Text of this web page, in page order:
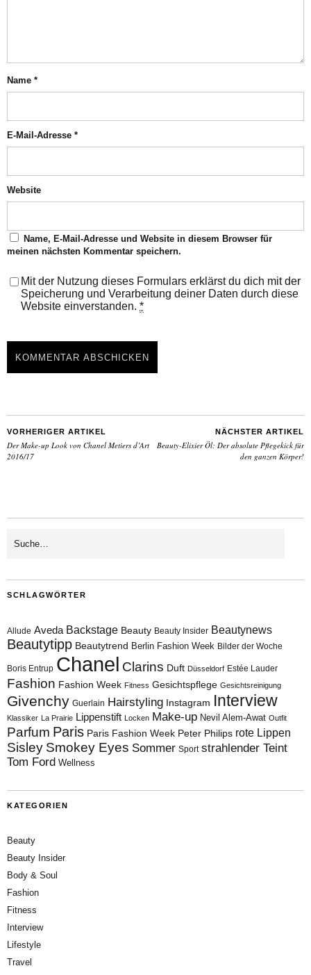
Name *
E-Mail-Adresse *
Website
Name, E-Mail-Adresse und Website in diesem Browser für
meinen nächsten Kommentar speichern.
Mit der Nutzung dieses Formulars erklärst du dich mit der
Speicherung und Verarbeitung deiner Daten durch diese
Website einverstanden. *
VORHERIGER ARTIKEL
Der Make-up Look von Chanel Metiers d’Art
2016/17
NÄCHSTER ARTIKEL
Beauty-Elixier Öl: Der absolute Pflegekick für
den ganzen Körper!
SCHLAGWÖRTER
Allude Aveda Backstage Beauty Beauty Insider Beautynews
Beautytipp Beautytrend Berlin Fashion Week Bilder der Woche
Boris Entrup Chanel Clarins Duft Düsseldorf Estée Lauder
Fashion Fashion Week Fitness Gesichtspflege Gesichtsreinigung
Givenchy Guerlain Hairstyling Instagram Interview
Klassiker La Prairie Lippenstift Locken Make-up Nevil Alem-Awat Outfit
Parfum Paris Paris Fashion Week Peter Philips rote Lippen
Sisley Smokey Eyes Sommer Sport strahlender Teint
Tom Ford Wellness
KATEGORIEN
Beauty
Beauty Insider
Body & Soul
Fashion
Fitness
Interview
Lifestyle
Travel